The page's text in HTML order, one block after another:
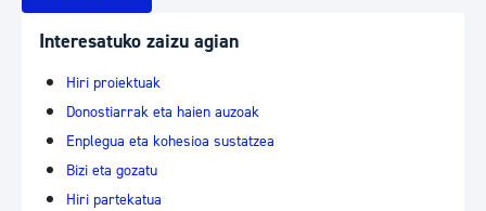
Interesatuko zaizu agian
Hiri proiektuak
Donostiarrak eta haien auzoak
Enplegua eta kohesioa sustatzea
Bizi eta gozatu
Hiri partekatua